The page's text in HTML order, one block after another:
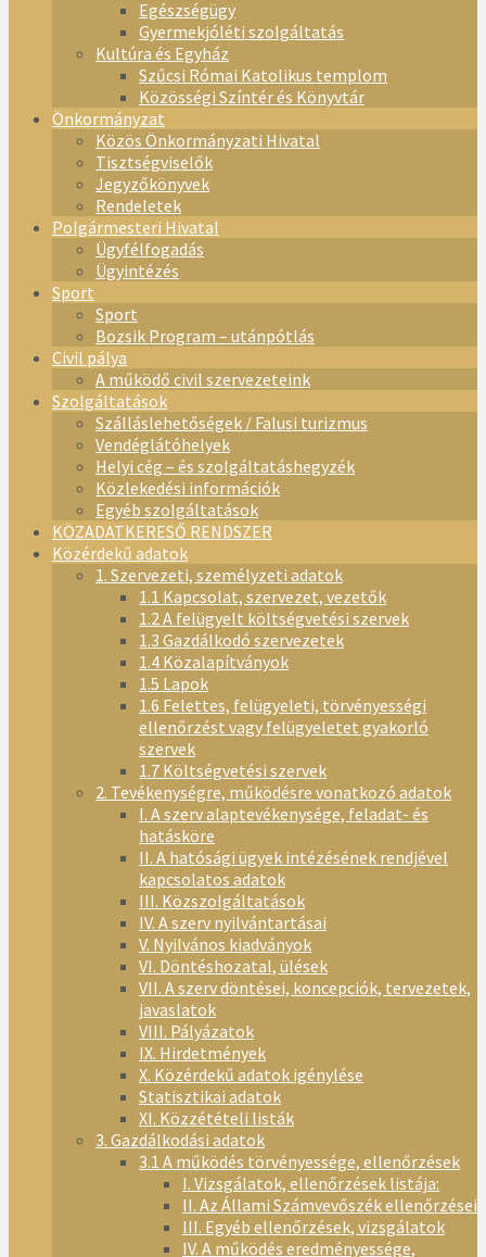
Egészségügy
Gyermekjóléti szolgáltatás
Kultúra és Egyház
Szűcsi Római Katolikus templom
Közösségi Színtér és Könyvtár
Önkormányzat
Közös Önkormányzati Hivatal
Tisztségviselők
Jegyzőkönyvek
Rendeletek
Polgármesteri Hivatal
Ügyfélfogadás
Ügyintézés
Sport
Sport
Bozsik Program – utánpótlás
Civil pálya
A működő civil szervezeteink
Szolgáltatások
Szálláslehetőségek / Falusi turizmus
Vendéglátóhelyek
Helyi cég – és szolgáltatáshegyzék
Közlekedési információk
Egyéb szolgáltatások
KÖZADATKERESŐ RENDSZER
Közérdekű adatok
1. Szervezeti, személyzeti adatok
1.1 Kapcsolat, szervezet, vezetők
1.2 A felügyelt költségvetési szervek
1.3 Gazdálkodó szervezetek
1.4 Közalapítványok
1.5 Lapok
1.6 Felettes, felügyeleti, törvényességi
ellenőrzést vagy felügyeletet gyakorló
szervek
1.7 Költségvetési szervek
2. Tevékenységre, működésre vonatkozó adatok
I. A szerv alaptevékenysége, feladat- és
hatásköre
II. A hatósági ügyek intézésének rendjével
kapcsolatos adatok
III. Közszolgáltatások
IV. A szerv nyilvántartásai
V. Nyilvános kiadványok
VI. Döntéshozatal, ülések
VII. A szerv döntései, koncepciók, tervezetek,
javaslatok
VIII. Pályázatok
IX. Hirdetmények
X. Közérdekű adatok igénylése
Statisztikai adatok
XI. Közzétételi listák
3. Gazdálkodási adatok
3.1 A működés törvényessége, ellenőrzések
I. Vizsgálatok, ellenőrzések listája:
II. Az Állami Számvevőszék ellenőrzései
III. Egyéb ellenőrzések, vizsgálatok
IV. A működés eredményessége,